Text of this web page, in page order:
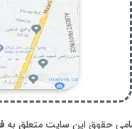
حقوق این سایت متعلق به